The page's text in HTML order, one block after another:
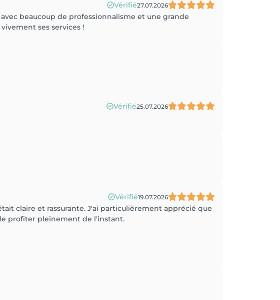
Vérifié27.07.2026
beaucoup de professionnalisme et une grande
ses services !
Vérifié25.07.2026
Vérifié19.07.2026
claire et rassurante. J'ai particulièrement apprécié que
profiter pleinement de l'instant.